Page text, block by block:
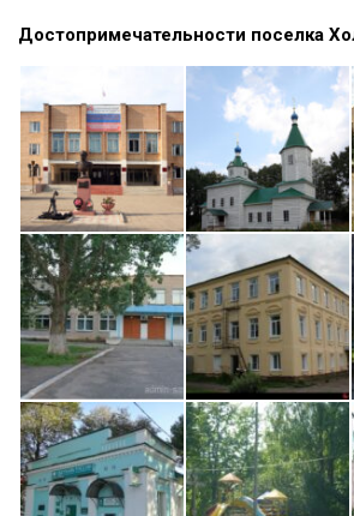
Достопримечательности поселка